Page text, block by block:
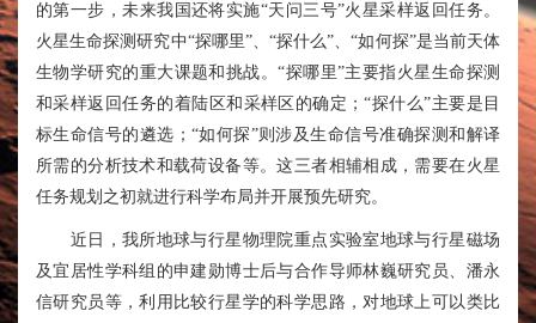
的第一步，未来我国还将实施“天问三号”火星采样返回任务。
火星生命探测研究中“探哪里”、“探什么”、“如何探”是当前天体
生物学研究的重大课题和挑战。“探哪里”主要指火星生命探测
和采样返回任务的着陆区和采样区的确定；“探什么”主要是目
标生命信号的遴选；“如何探”则涉及生命信号准确探测和解译
所需的分析技术和载荷设备等。这三者相辅相成，需要在火星
任务规划之初就进行科学布局并开展预先研究。
近日，我所地球与行星物理院重点实验室地球与行星磁场
及宜居性学科组的申建勋博士后与合作导师林巍研究员、 潘永
信研究员等，利用比较行星学的科学思路，对地球上可以类比